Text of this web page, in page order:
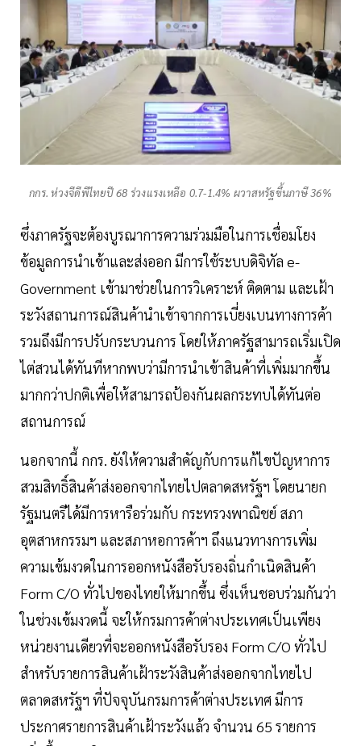
กกร. ห่วงจีดีพีไทยปี 68 ร่วงแรงเหลือ 0.7-1.4% ผวาสหรัฐขึ้นภาษี 36%
ซึ่งภาครัฐจะต้องบูรณาการความร่วมมือในการเชื่อมโยง
ข้อมูลการนำเข้าและส่งออก มีการใช้ระบบดิจิทัล e-
Government เข้ามาช่วยในการวิเคราะห์ ติดตาม และเฝ้า
ระวังสถานการณ์สินค้านำเข้าจากการเบี่ยงเบนทางการค้า
รวมถึงมีการปรับกระบวนการ โดยให้ภาครัฐสามารถเริ่มเปิด
ไต่สวนได้ทันทีหากพบว่ามีการนำเข้าสินค้าที่เพิ่มมากขึ้น
มากกว่าปกติเพื่อให้สามารถป้องกันผลกระทบได้ทันต่อ
สถานการณ์
นอกจากนี้ กกร. ยังให้ความสำคัญกับการแก้ไขปัญหาการ
สวมสิทธิ์สินค้าส่งออกจากไทยไปตลาดสหรัฐฯ โดยนายก
รัฐมนตรีได้มีการหารือร่วมกับ กระทรวงพาณิชย์ สภา
อุตสาหกรรมฯ และสภาหอการค้าฯ ถึงแนวทางการเพิ่ม
ความเข้มงวดในการออกหนังสือรับรองถิ่นกำเนิดสินค้า
Form C/O ทั่วไปของไทยให้มากขึ้น ซึ่งเห็นชอบร่วมกันว่า
ในช่วงเข้มงวดนี้ จะให้กรมการค้าต่างประเทศเป็นเพียง
หน่วยงานเดียวที่จะออกหนังสือรับรอง Form C/O ทั่วไป
สำหรับรายการสินค้าเฝ้าระวังสินค้าส่งออกจากไทยไป
ตลาดสหรัฐฯ ที่ปัจจุบันกรมการค้าต่างประเทศ มีการ
ประกาศรายการสินค้าเฝ้าระวังแล้ว จำนวน 65 รายการ